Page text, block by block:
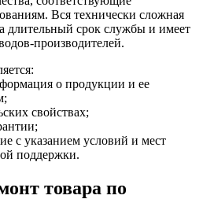
Вся технически сложная
длительный срок службы и имеет
производителей.
о продукции и ее
свойствах;
с указанием условий и мест
поддержки.
товара по